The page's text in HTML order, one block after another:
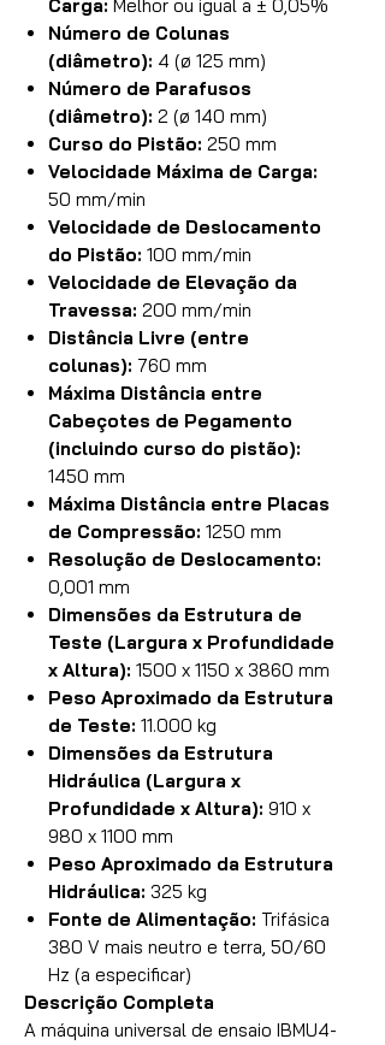
Carga: Melhor ou igual a ± 0,05%
Número de Colunas
(diâmetro): 4 (ø 125 mm)
Número de Parafusos
(diâmetro): 2 (ø 140 mm)
Curso do Pistão: 250 mm
Velocidade Máxima de Carga:
50 mm/min
Velocidade de Deslocamento
do Pistão: 100 mm/min
Velocidade de Elevação da
Travessa: 200 mm/min
Distância Livre (entre
colunas): 760 mm
Máxima Distância entre
Cabeçotes de Pegamento
(incluindo curso do pistão):
1450 mm
Máxima Distância entre Placas
de Compressão: 1250 mm
Resolução de Deslocamento:
0,001 mm
Dimensões da Estrutura de
Teste (Largura x Profundidade
x Altura): 1500 x 1150 x 3860 mm
Peso Aproximado da Estrutura
de Teste: 11.000 kg
Dimensões da Estrutura
Hidráulica (Largura x
Profundidade x Altura): 910 x
980 x 1100 mm
Peso Aproximado da Estrutura
Hidráulica: 325 kg
Fonte de Alimentação: Trifásica
380 V mais neutro e terra, 50/60
Hz (a especificar)
Descrição Completa
A máquina universal de ensaio IBMU4-